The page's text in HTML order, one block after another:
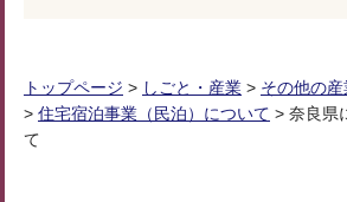
トップページ > しごと・産業 > その他の産
> 住宅宿泊事業（民泊）について > 奈良県
て